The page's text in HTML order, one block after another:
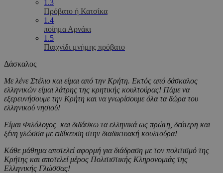
1.3
Πρόβατο ή Κατσίκα
1.4
ποίημα Αρνάκι
1.5
Παιχνίδι μνήμης πρόβατο
Δάσκαλος
Με λένε Στέλιο και είμαι από την Κρήτη. Εκτός από δάσκαλος
ελληνικών είμαι λάτρης της κρητικής κουλτούρας! Πάμε να
εξερευνήσουμε την Κρήτη και να γνωρίσουμε όλα τα δώρα του
ελληνικού νησιού!
Είμαι Φιλόλογος και διδάσκω τα ελληνικά ως πρώτη, δεύτερη και
ξένη γλώσσα με ειδίκευση στην διαδικτυακή κουλτούρα!
Κάθε μάθημα αποτελεί αφορμή για διάδραση με τον πολιτισμό της
Κρήτης και αποτελεί μέρος Πολιτιστικής Κληρονομιάς της
Ελληνικής Γλώσσας!